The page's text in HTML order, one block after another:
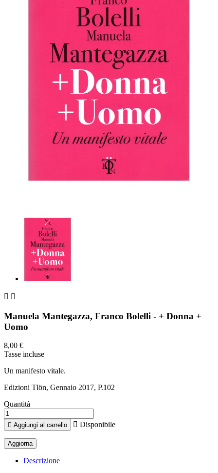
 
Manuela Mantegazza, Franco Bolelli - + Donna +
Uomo
8,00 €
Tasse incluse
Un manifesto vitale.
Edizioni Tlön, Gennaio 2017, P.102
Quantità
 Aggiungi al carrello  Disponibile
Descrizione